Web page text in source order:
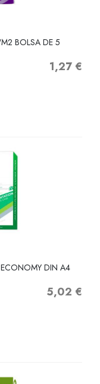
BOLSA DE 5
Precio
1,27 €
DIN A4
Precio
5,02 €